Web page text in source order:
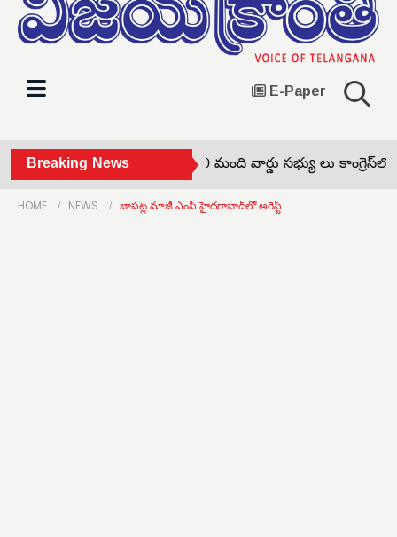
E-Paper
Breaking News
చుక్కాపూర్‌ సర్పంచ్‌తో పాటు 10 మంది వార్డు సభ్యు లు కాంగ్రెస్‌లో
HOME NEWS బాపట్ల మాజీ ఎంపీ హైదరాబాద్‌లో అరెస్ట్‌